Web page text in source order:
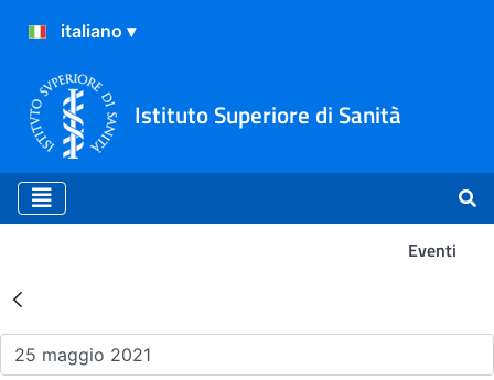
Istituto Superiore di Sanità
Eventi
Risultati della Ricerca -